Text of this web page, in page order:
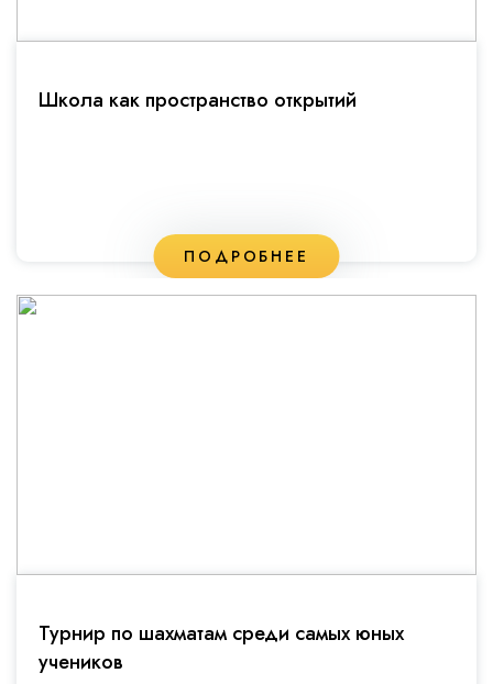
Школа как пространство открытий
ПОДРОБНЕЕ
Турнир по шахматам среди самых юных
учеников